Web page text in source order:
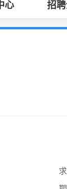
心 招